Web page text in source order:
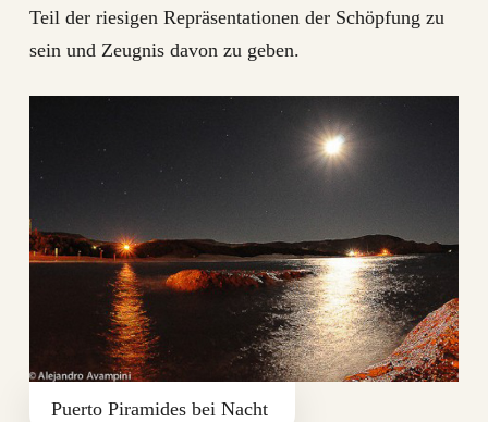
Teil der riesigen Repräsentationen der Schöpfung zu
sein und Zeugnis davon zu geben.
Puerto Piramides bei Nacht